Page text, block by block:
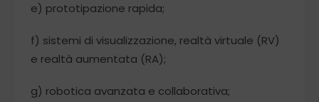
e) prototipazione rapida;
f) sistemi di visualizzazione, realtà virtuale (RV)
e realtà aumentata (RA);
g) robotica avanzata e collaborativa;